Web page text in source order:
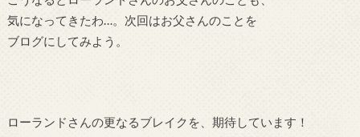
気になってきたわ…。次回はお父さんのことを
ブログにしてみよう。
ローランドさんの更なるブレイクを、期待しています！